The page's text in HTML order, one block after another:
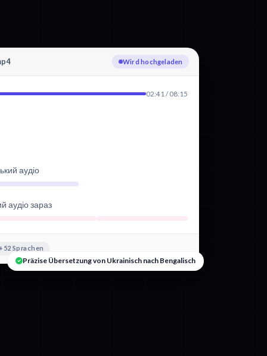
Ukrainisch wird transkribiert
02:41 / 08:15
аудіо
аудіо зараз
Sprachen
Präzise Übersetzung von Ukrainisch nach Bengalisch